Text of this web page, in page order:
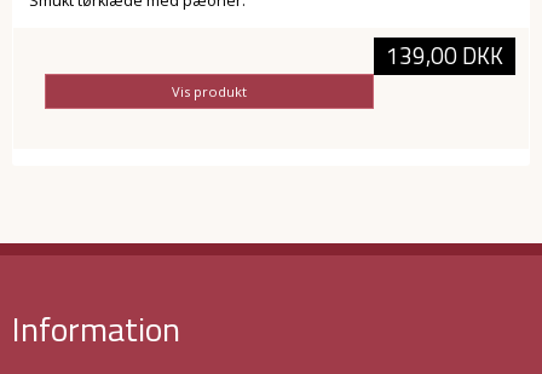
139,00 DKK
Vis produkt
Information